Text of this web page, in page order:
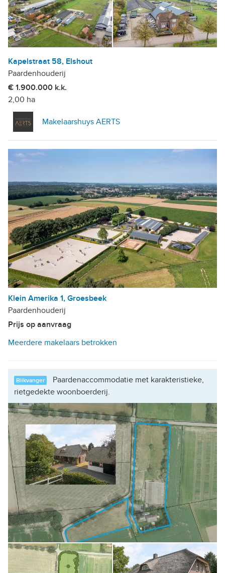
Kapelstraat 58, Elshout
Paardenhouderij
€ 1.900.000 k.k.
2,00 ha
Makelaarshuys AERTS
Klein Amerika 1, Groesbeek
Paardenhouderij
Prijs op aanvraag
Meerdere makelaars betrokken
Blikvanger
Paardenaccommodatie met karakteristieke,
rietgedekte woonboerderij.